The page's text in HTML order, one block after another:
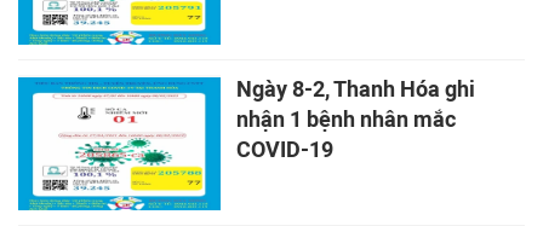
Ngày 8-2, Thanh Hóa ghi
nhận 1 bệnh nhân mắc
COVID-19